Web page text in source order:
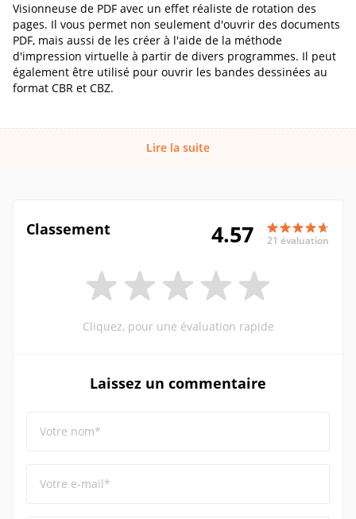
Visionneuse de PDF avec un effet réaliste de rotation des
pages. Il vous permet non seulement d'ouvrir des documents
PDF, mais aussi de les créer à l'aide de la méthode
d'impression virtuelle à partir de divers programmes. Il peut
également être utilisé pour ouvrir les bandes dessinées au
format CBR et CBZ.
Lire la suite
Classement 4.57 21 évaluation
Cliquez, pour une évaluation rapide
Laissez un commentaire
Votre nom*
Votre e-mail*